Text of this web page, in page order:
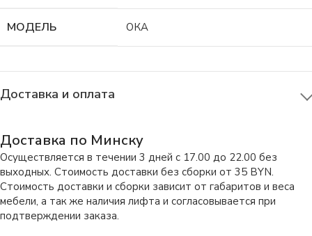
МОДЕЛЬ ОКА
Доставка и оплата
Доставка по Минску
Осуществляется в течении 3 дней с 17.00 до 22.00 без
выходных. Стоимость доставки без сборки от 35 BYN.
Стоимость доставки и сборки зависит от габаритов и веса
мебели, а так же наличия лифта и согласовывается при
подтверждении заказа.